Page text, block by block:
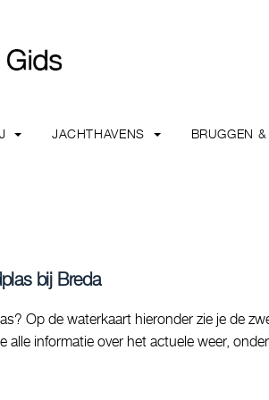
JACHTHAVENS BRUGGEN
bij Breda
Op de waterkaart hieronder zie je de
alle informatie over het actuele weer,